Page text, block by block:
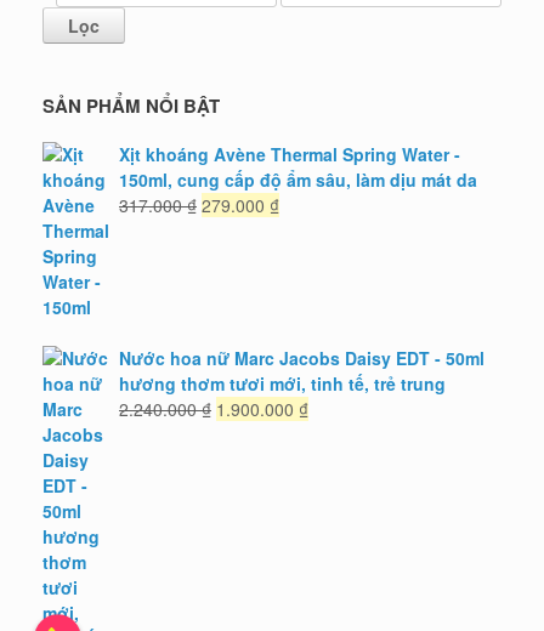
tối
thiểu
tối
Lọc
SẢN PHẨM NỔI BẬT
Xịt khoáng Avène Thermal Spring Water -
150ml, cung cấp độ ẩm sâu, làm dịu mát da
317.000₫ Giá
279.000 ₫Giá
Nước hoa nữ Marc Jacobs Daisy EDT - 50ml
hương thơm tươi mới, tinh tế, trẻ trung
2.240.000₫ Giá
1.900.000 ₫Giá